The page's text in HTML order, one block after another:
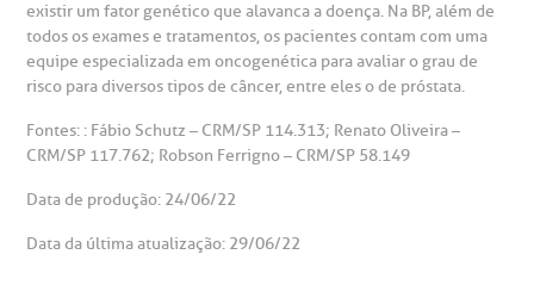
existir um fator genético que alavanca a doença. Na BP, além de
todos os exames e tratamentos, os pacientes contam com uma
equipe especializada em oncogenética para avaliar o grau de
risco para diversos tipos de câncer, entre eles o de próstata.
Fontes: : Fábio Schutz – CRM/SP 114.313; Renato Oliveira –
CRM/SP 117.762; Robson Ferrigno – CRM/SP 58.149
Data de produção: 24/06/22
Data da última atualização: 29/06/22